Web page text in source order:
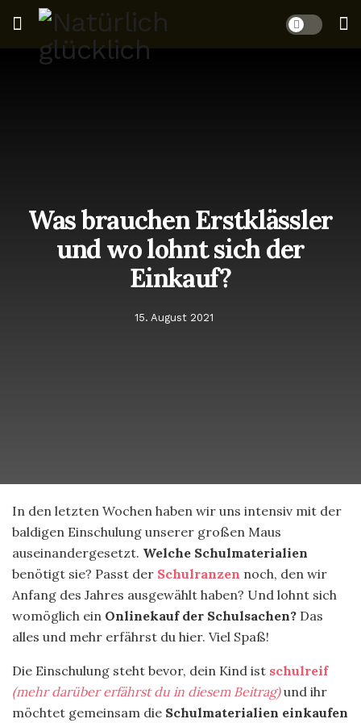
Was brauchen Erstklässler
und wo lohnt sich der
Einkauf?
15. August 2021
In den letzten Wochen haben wir uns intensiv mit der
baldigen Einschulung unserer großen Maus
auseinandergesetzt. Welche Schulmaterialien
benötigt sie? Passt der Schulranzen noch, den wir
Anfang des Jahres ausgewählt haben? Und lohnt sich
womöglich ein Onlinekauf der Schulsachen? Das
alles und mehr erfährst du hier. Viel Spaß!
Die Einschulung steht bevor, dein Kind ist schulreif
(mehr darüber erfährst du in diesem Beitrag)und ihr
möchtet gemeinsam die Schulmaterialien einkaufen